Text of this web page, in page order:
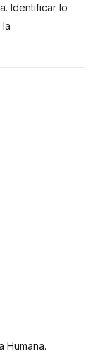
Identificar lo
Humana.